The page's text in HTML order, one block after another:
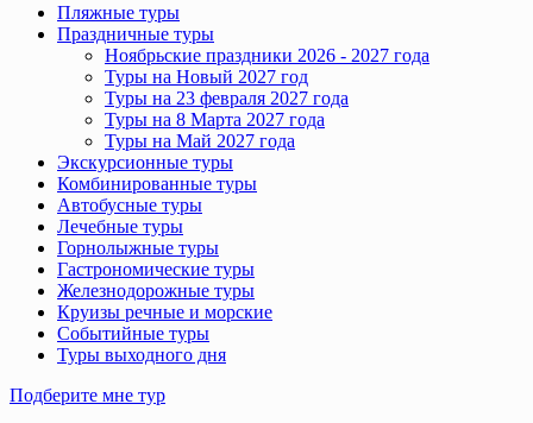
Пляжные туры
Праздничные туры
Ноябрьские праздники 2026 - 2027 года
Туры на Новый 2027 год
Туры на 23 февраля 2027 года
Туры на 8 Марта 2027 года
Туры на Май 2027 года
Экскурсионные туры
Комбинированные туры
Автобусные туры
Лечебные туры
Горнолыжные туры
Гастрономические туры
Железнодорожные туры
Круизы речные и морские
Событийные туры
Туры выходного дня
Подберите мне тур